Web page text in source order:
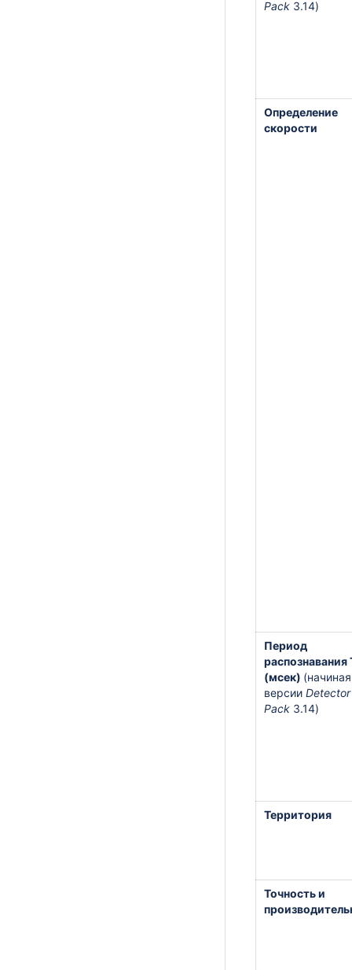
Pack 3.14)
Определение
скорости
Период
распознавания
(мсек)
версии Detector
Pack 3.14)
Территория
Точность и